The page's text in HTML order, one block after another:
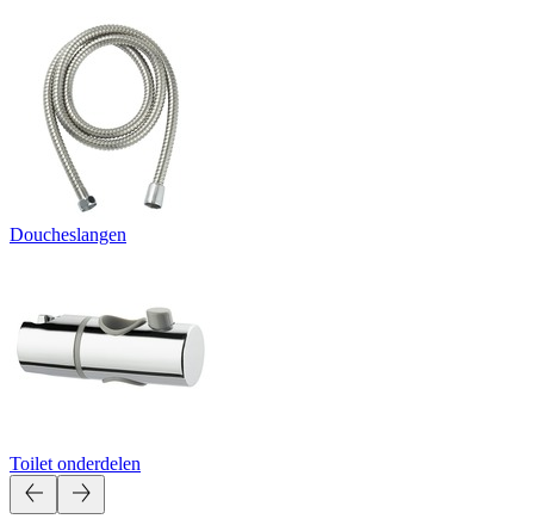
Doucheslangen
Toilet onderdelen